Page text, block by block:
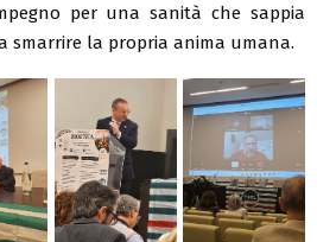
per una sanità che sappia
smarrire la propria anima umana.